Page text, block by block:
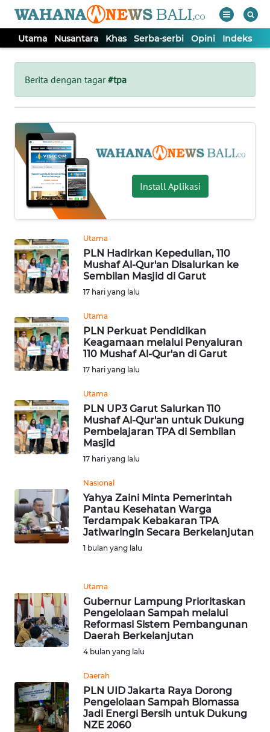
Utama Nusantara Khas Serba-serbi Opini Indeks
Berita dengan tagar#tpa
Install Aplikasi
Utama
PLN Hadirkan Kepedulian, 110
Mushaf Al-Qur'an Disalurkan ke
Sembilan Masjid di Garut
17 hari yang lalu
Utama
PLN Perkuat Pendidikan
Keagamaan melalui Penyaluran
110 Mushaf Al-Qur'an di Garut
17 hari yang lalu
Utama
PLN UP3 Garut Salurkan 110
Mushaf Al-Qur'an untuk Dukung
Pembelajaran TPA di Sembilan
Masjid
17 hari yang lalu
Nasional
Yahya Zaini Minta Pemerintah
Pantau Kesehatan Warga
Terdampak Kebakaran TPA
Jatiwaringin Secara Berkelanjutan
1 bulan yang lalu
Utama
Gubernur Lampung Prioritaskan
Pengelolaan Sampah melalui
Reformasi Sistem Pembangunan
Daerah Berkelanjutan
4 bulan yang lalu
Daerah
PLN UID Jakarta Raya Dorong
Pengelolaan Sampah Biomassa
Jadi Energi Bersih untuk Dukung
NZE 2060
Tutup
UTAMA
NUSANTARA
KHAS
SERBA-
SERBI
OPINI
Informasi
INDEKS
BERITA
KONTAK
KAMI
INFO
IKLAN
TENTANG
PEDOMAN
MEDIA
SIBER
DISCLAIMER
Wahana
WN
SUMUT